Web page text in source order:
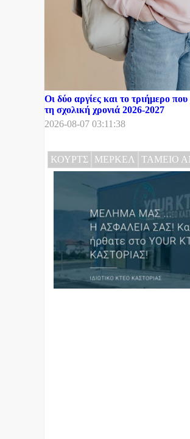
Οι δύο αργίες και το τριήμερο που
τη σχολική χρονιά 2026-2027
2026-08-07 03:11:38
ΚΟΥΡΤΣ ΜΕΡΚΕΛ ΤΑΜΕΙΟ